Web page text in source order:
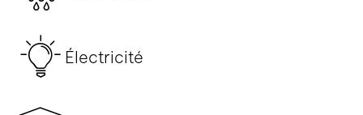
Électricité